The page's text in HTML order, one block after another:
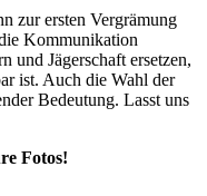
zur ersten Vergrämung
Kommunikation
und Jägerschaft ersetzen,
ist. Auch die Wahl der
Bedeutung. Lasst uns
Fotos!